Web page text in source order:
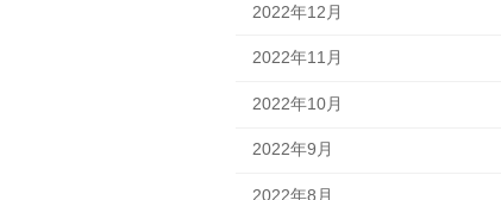
2022年12月
2022年11月
2022年10月
2022年9月
2022年8月